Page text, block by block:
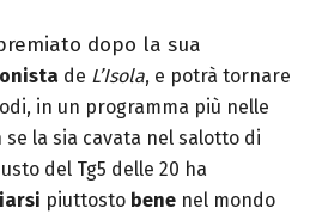
dopo la sua
de L’Isola, e potrà tornare
in un programma più nelle
la sia cavata nel salotto di
del Tg5 delle 20 ha
piuttosto bene nel mondo